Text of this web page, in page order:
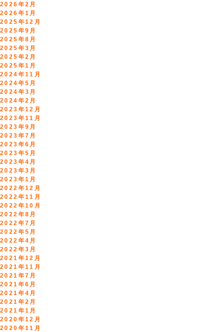
2026年2月
2026年1月
2025年12月
2025年9月
2025年8月
2025年3月
2025年2月
2025年1月
2024年11月
2024年5月
2024年3月
2024年2月
2023年12月
2023年11月
2023年9月
2023年7月
2023年6月
2023年5月
2023年4月
2023年3月
2023年1月
2022年12月
2022年11月
2022年10月
2022年8月
2022年7月
2022年5月
2022年4月
2022年3月
2021年12月
2021年11月
2021年7月
2021年6月
2021年4月
2021年2月
2021年1月
2020年12月
2020年11月